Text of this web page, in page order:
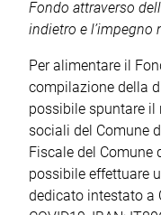
Fondo attraverso
indietro e l’impegno
Per alimentare il
compilazione della
possibile spuntare il
sociali del Comune
Fiscale del Comune
possibile effettuare
dedicato intestato a